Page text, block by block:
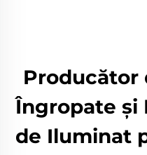
Producător
Îngropate și
de Iluminat